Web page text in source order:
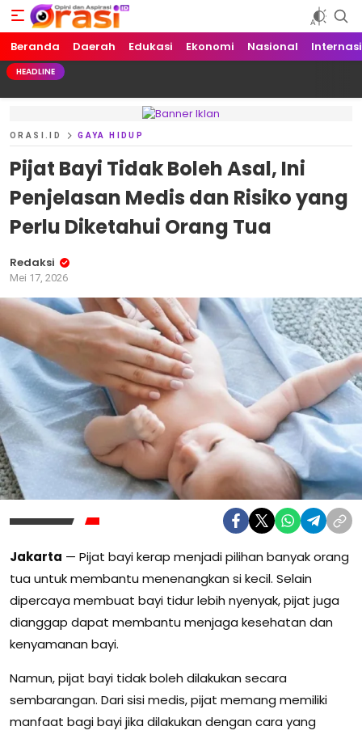
Orasi.ID
Opini dan Aspirasi!
Beranda Daerah Edukasi Ekonomi Nasional
HEADLINE
ORASI.ID GAYA HIDUP
Pijat Bayi Tidak Boleh Asal, Ini
Penjelasan Medis dan Risiko yang
Perlu Diketahui Orang Tua
Redaksi
Mei 17, 2026
Jakarta — Pijat bayi kerap menjadi pilihan banyak orang
tua untuk membantu menenangkan si kecil. Selain
dipercaya membuat bayi tidur lebih nyenyak, pijat juga
dianggap dapat membantu menjaga kesehatan dan
kenyamanan bayi.
Namun, pijat bayi tidak boleh dilakukan secara
sembarangan. Dari sisi medis, pijat memang memiliki
manfaat bagi bayi jika dilakukan dengan cara yang